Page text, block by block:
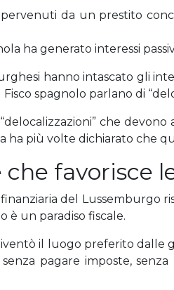
da un prestito
ha generato interessi
hanno intascato gli
spagnolo parlano di
che
ha più volte dichiarato che
che favorisce
del Lussemburgo
è un paradiso fiscale.
il luogo preferito dalle
pagare imposte,